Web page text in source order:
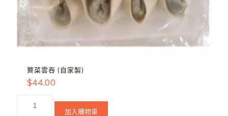
薺菜雲吞 (自家製)
$44.00
加入購物車